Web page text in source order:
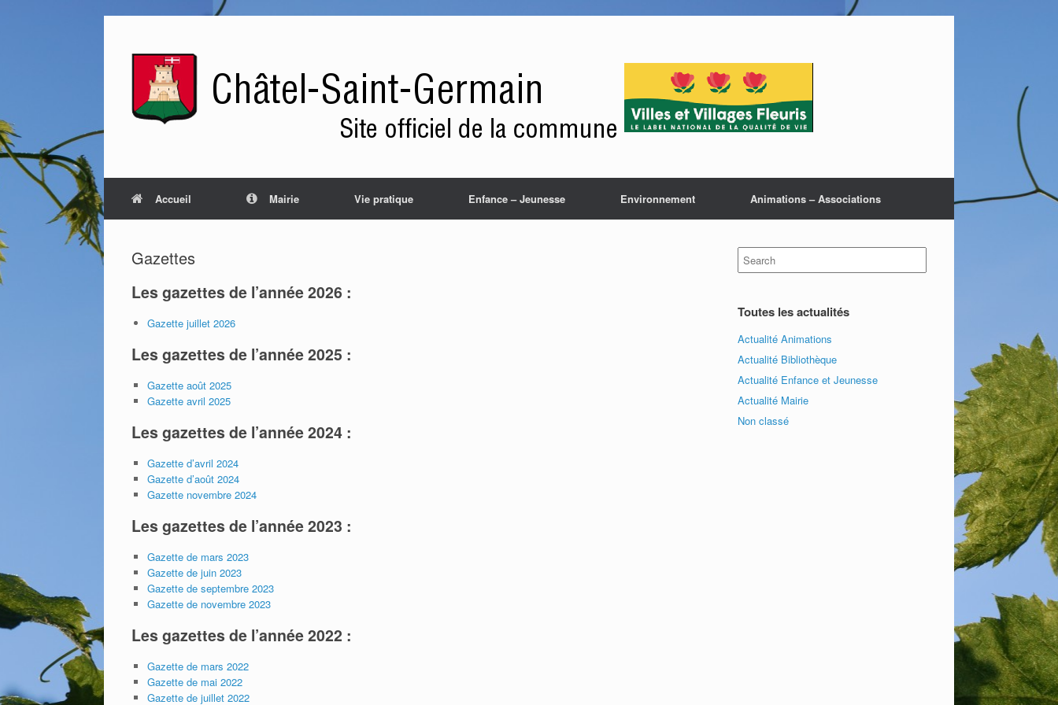
Accueil Mairie Vie pratique Enfance – Jeunesse Environnement Animations – Associations
Gazettes
Les gazettes de l’année 2026 :
Gazette juillet 2026
Les gazettes de l’année 2025 :
Gazette août 2025
Gazette avril 2025
Les gazettes de l’année 2024 :
Gazette d’avril 2024
Gazette d’août 2024
Gazette novembre 2024
Les gazettes de l’année 2023 :
Gazette de mars 2023
Gazette de juin 2023
Gazette de septembre 2023
Gazette de novembre 2023
Les gazettes de l’année 2022 :
Gazette de mars 2022
Gazette de mai 2022
Gazette de juillet 2022
Search
for:
Toutes les actualités
Actualité Animations
Actualité Bibliothèque
Actualité Enfance et Jeunesse
Actualité Mairie
Non classé